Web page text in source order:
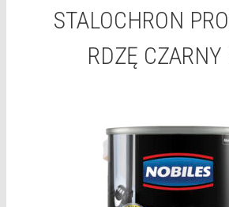
STALOCHRON
RDZĘ